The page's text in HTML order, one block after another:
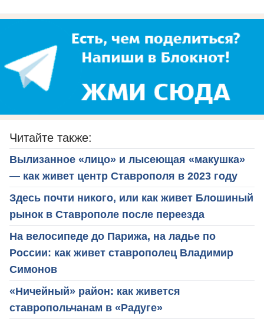
Читайте также:
Вылизанное «лицо» и лысеющая «макушка»
— как живет центр Ставрополя в 2023 году
Здесь почти никого, или как живет Блошиный
рынок в Ставрополе после переезда
На велосипеде до Парижа, на ладье по
России: как живет ставрополец Владимир
Симонов
«Ничейный» район: как живется
ставропольчанам в «Радуге»